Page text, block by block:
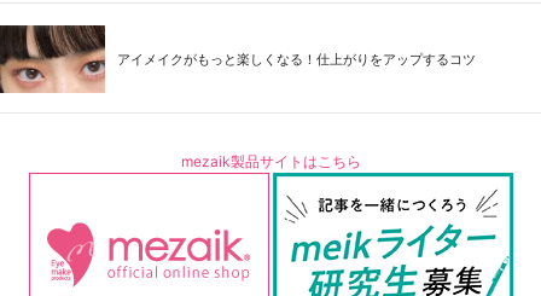
アイメイクがもっと楽しくなる！仕上がりをアップするコツ
mezaik製品サイトはこちら